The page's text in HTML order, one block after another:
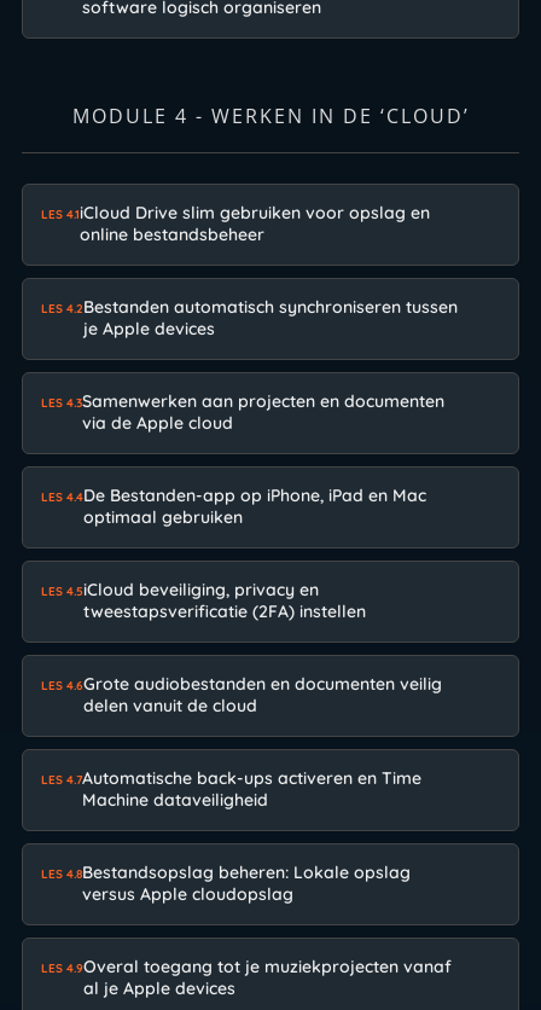
software logisch organiseren
MODULE 4 - WERKEN IN DE ‘CLOUD’
LES 4.1iCloud Drive slim gebruiken voor opslag en
online bestandsbeheer
LES 4.2Bestanden automatisch synchroniseren tussen
je Apple devices
LES 4.3Samenwerken aan projecten en documenten
via de Apple cloud
LES 4.4De Bestanden-app op iPhone, iPad en Mac
optimaal gebruiken
LES 4.5iCloud beveiliging, privacy en
tweestapsverificatie (2FA) instellen
LES 4.6Grote audiobestanden en documenten veilig
delen vanuit de cloud
LES 4.7Automatische back-ups activeren en Time
Machine dataveiligheid
LES 4.8Bestandsopslag beheren: Lokale opslag
versus Apple cloudopslag
LES 4.9Overal toegang tot je muziekprojecten vanaf
al je Apple devices